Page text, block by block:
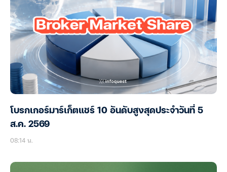
โบรกเกอร์มาร์เก็ตแชร์ 10 อันดับสูงสุดประจำวันที่ 5
ส.ค. 2569
08:14 น.